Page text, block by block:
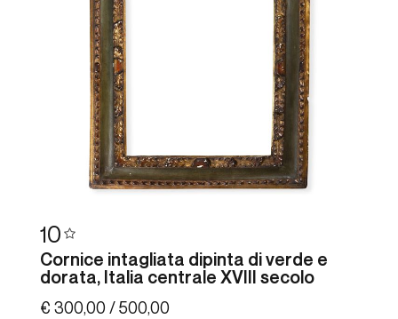
10
Cornice intagliata dipinta di verde e
dorata, Italia centrale XVIII secolo
€ 300,00 / 500,00